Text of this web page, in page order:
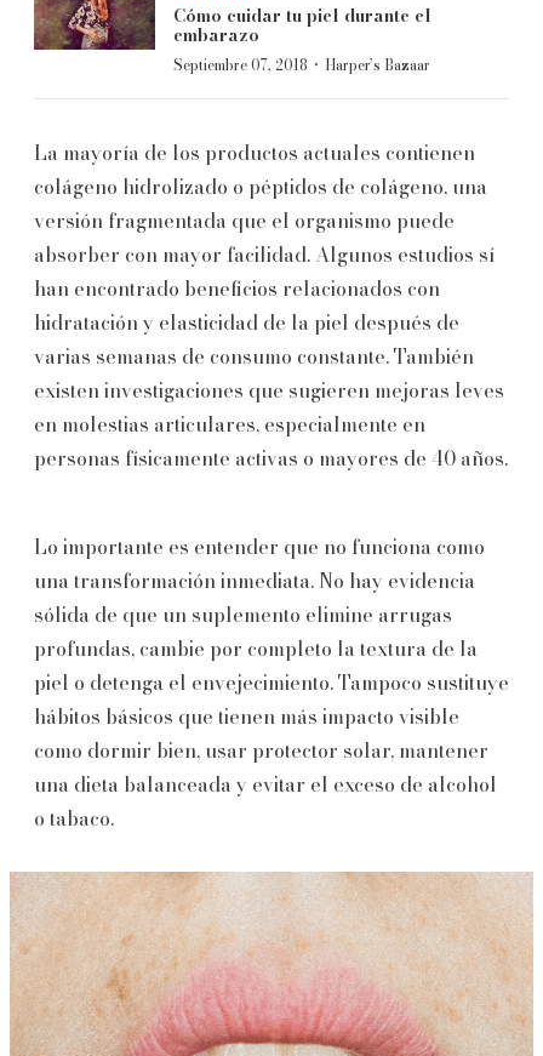
Cómo cuidar tu piel durante el
embarazo
Septiembre 07, 2018 · Harper’s Bazaar
La mayoría de los productos actuales contienen
colágeno hidrolizado o péptidos de colágeno, una
versión fragmentada que el organismo puede
absorber con mayor facilidad. Algunos estudios sí
han encontrado beneficios relacionados con
hidratación y elasticidad de la piel después de
varias semanas de consumo constante. También
existen investigaciones que sugieren mejoras leves
en molestias articulares, especialmente en
personas físicamente activas o mayores de 40 años.
Lo importante es entender que no funciona como
una transformación inmediata. No hay evidencia
sólida de que un suplemento elimine arrugas
profundas, cambie por completo la textura de la
piel o detenga el envejecimiento. Tampoco sustituye
hábitos básicos que tienen más impacto visible
como dormir bien, usar protector solar, mantener
una dieta balanceada y evitar el exceso de alcohol
o tabaco.